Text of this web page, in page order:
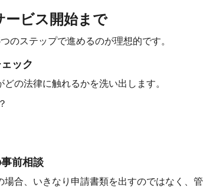
ービス開始まで
のステップで進めるのが理想的です。
ック
の法律に触れるかを洗い出します。
前相談
合、いきなり申請書類を出すのではなく、